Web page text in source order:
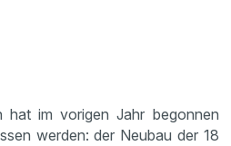
hat im vorigen Jahr begonnen
werden: der Neubau der 18